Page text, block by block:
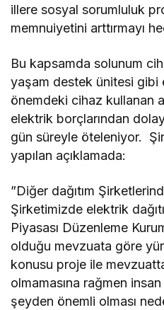
illere sosyal sorumluluk
memnuiyetini arttırmayı
Bu kapsamda solunum
yaşam destek ünitesi gibi
önemdeki cihaz kullanan
elektrik borçlarından
gün süreyle öteleniyor.
yapılan açıklamada:
”Diğer dağıtım
Şirketimizde elektrik
Piyasası Düzenleme
olduğu mevzuata göre
konusu proje ile
olmamasına rağmen
şeyden önemli olması